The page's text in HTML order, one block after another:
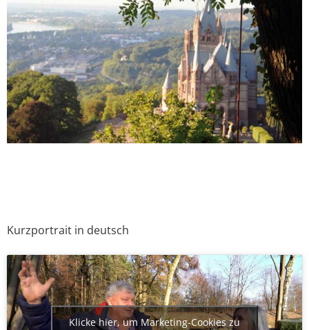
Kurzportrait in deutsch
Klicke hier, um Marketing-Cookies zu